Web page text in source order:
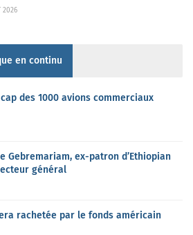
2026
en continu
des 1000 avions commerciaux
Gebremariam, ex-patron d’Ethiopian
général
rachetée par le fonds américain